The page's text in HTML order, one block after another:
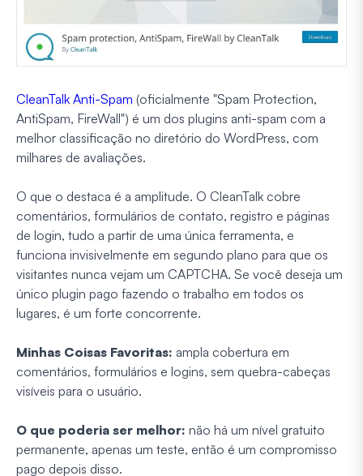
CleanTalk Anti-Spam (oficialmente "Spam Protection,
AntiSpam, FireWall") é um dos plugins anti-spam com a
melhor classificação no diretório do WordPress, com
milhares de avaliações.
O que o destaca é a amplitude. O CleanTalk cobre
comentários, formulários de contato, registro e páginas
de login, tudo a partir de uma única ferramenta, e
funciona invisivelmente em segundo plano para que os
visitantes nunca vejam um CAPTCHA. Se você deseja um
único plugin pago fazendo o trabalho em todos os
lugares, é um forte concorrente.
Minhas Coisas Favoritas: ampla cobertura em
comentários, formulários e logins, sem quebra-cabeças
visíveis para o usuário.
O que poderia ser melhor: não há um nível gratuito
permanente, apenas um teste, então é um compromisso
pago depois disso.